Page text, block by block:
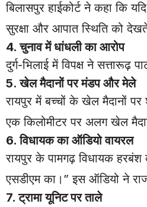
बिलासपुर हाईकोर्ट ने कहा कि
सुरक्षा और आपात स्थिति को
4. चुनाव में धांधली का आरोप
दुर्ग-भिलाई में विपक्ष ने सत्तारूढ़
5. खेल मैदानों पर मंडप और मेले
रायपुर में बच्चों के खेल मैदानों पर
एक किलोमीटर पर अलग खेल
6. विधायक का ऑडियो वायरल
रायपुर के पामगढ़ विधायक
एसडीएम का।” इस ऑडियो ने
7. ट्रामा यूनिट पर ताले